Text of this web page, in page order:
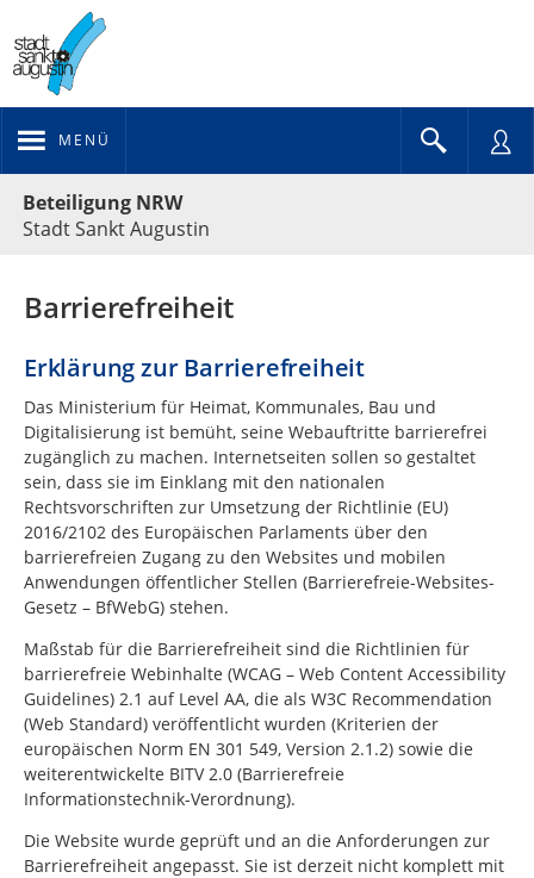
MENÜ
Beteiligung NRW
Stadt Sankt Augustin
Barrierefreiheit
Erklärung zur Barrierefreiheit
Das Ministerium für Heimat, Kommunales, Bau und
Digitalisierung ist bemüht, seine Webauftritte barrierefrei
zugänglich zu machen. Internetseiten sollen so gestaltet
sein, dass sie im Einklang mit den nationalen
Rechtsvorschriften zur Umsetzung der Richtlinie (EU)
2016/2102 des Europäischen Parlaments über den
barrierefreien Zugang zu den Websites und mobilen
Anwendungen öffentlicher Stellen (Barrierefreie-Websites-
Gesetz – BfWebG) stehen.
Maßstab für die Barrierefreiheit sind die Richtlinien für
barrierefreie Webinhalte (WCAG – Web Content Accessibility
Guidelines) 2.1 auf Level AA, die als W3C Recommendation
(Web Standard) veröffentlicht wurden (Kriterien der
europäischen Norm EN 301 549, Version 2.1.2) sowie die
weiterentwickelte BITV 2.0 (Barrierefreie
Informationstechnik-Verordnung).
Die Website wurde geprüft und an die Anforderungen zur
Barrierefreiheit angepasst. Sie ist derzeit nicht komplett mit